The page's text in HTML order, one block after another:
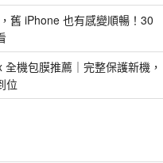
舊 iPhone 也有感變順暢！30
機包膜推薦｜完整保護新機，
位